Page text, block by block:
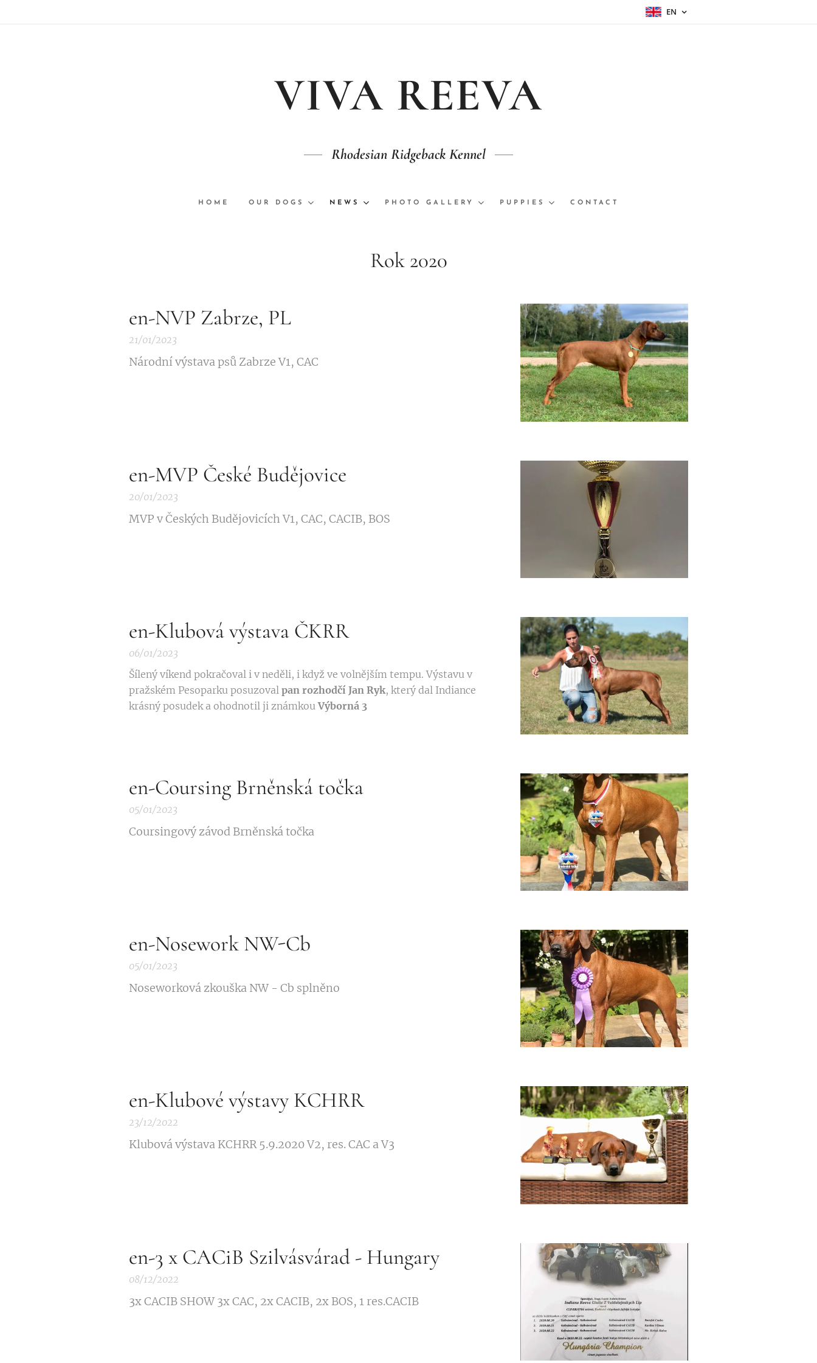
EN
VIVA REEVA
Rhodesian Ridgeback Kennel
HOME OUR DOGS NEWS PHOTO GALLERY PUPPIES CONTACT
Rok 2020
en-NVP Zabrze, PL
21/01/2023
Národní výstava psů Zabrze V1, CAC🏆
en-MVP České Budějovice
20/01/2023
MVP v Českých Budějovicích V1, CAC, CACIB, BOS❤️🥇🏆
en-Klubová výstava ČKRR
06/01/2023
Šílený víkend pokračoval i v neděli, i když ve volnějším tempu. Výstavu v
pražském Pesoparku posuzoval pan rozhodčí Jan Ryk, který dal Indiance
krásný posudek a ohodnotil ji známkouVýborná 3
en-Coursing Brněnská točka
05/01/2023
Coursingový závod Brněnská točka🏆🥇
en-Nosework NW-Cb
05/01/2023
Noseworková zkouška NW - Cb splněno
en-Klubové výstavy KCHRR
23/12/2022
Klubová výstava KCHRR 5.9.2020 V2, res. CAC a V3
en-3 x CACiB Szilvásvárad - Hungary
08/12/2022
3x CACIB SHOW 3x CAC, 2x CACIB, 2x BOS, 1 res.CACIB